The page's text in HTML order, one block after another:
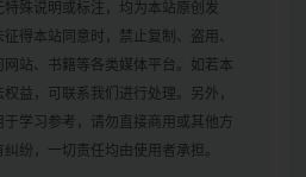
特殊说明或标注，均为本站原创发
得本站同意时，禁止复制、盗用、
站、书籍等各类媒体平台。如若本
益，可联系我们进行处理。另外，
学习参考，请勿直接商用或其他方
纷，一切责任均由使用者承担。